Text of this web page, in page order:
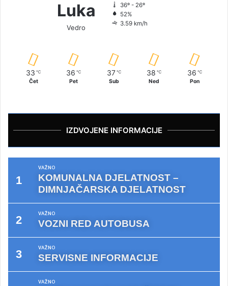
Luka
Vedro
36º - 26º
52%
3.59 km/h
33 ℃
Čet
36 ℃
Pet
37 ℃
Sub
38 ℃
Ned
36 ℃
Pon
IZDVOJENE INFORMACIJE
VAŽNO
KOMUNALNA DJELATNOST –
DIMNJAČARSKA DJELATNOST
VAŽNO
VOZNI RED AUTOBUSA
VAŽNO
SERVISNE INFORMACIJE
VAŽNO